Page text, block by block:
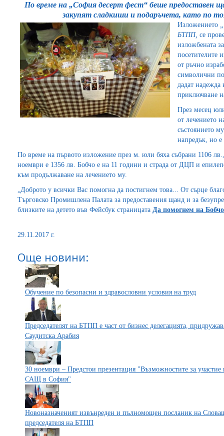
По време на „София десерт фест“ беше
закупят сладкиши и подаръчета, като по
Изложението
БТПП, се
изложбената
посетителите
от ръчно
символични
дадат надежда
приключване
През месец
от лечението
състоянието
напредък, но
По време на първото изложение през м. юли бяха събрани 1106
ноември е 1356 лв. Бобчо е на 11 години и страда от ДЦП и
към продължаване на лечението му.
„Доброто у всички Вас помогна да постигнем това... От сърце
Търговско Промишлена Палата за предоставения щанд и за
близките на детето във Фейсбук страницата Да помогнем на Бобчо
29.11.2017 г.
Още новини:
Обучение по безопасни и здравословни условия на труд
Председателят на БТПП е част от бизнес делегацията,
Саудитска Арабия
30 ноември – Предстои презентация "Възможностите за
САЩ в София"
Новоназначеният извънреден и пълномощен посланик на
председателя на БТПП